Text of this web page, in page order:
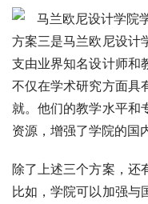
方案三是马兰欧尼设计
支由业界知名设计师和
不仅在学术研究方面具
就。他们的教学水平和
资源，增强了学院的国
除了上述三个方案，还
比如，学院可以加强与